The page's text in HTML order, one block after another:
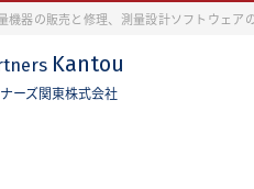
機器の販売と修理、測量設計ソフトウェア
Kantou
ーズ関東株式会社